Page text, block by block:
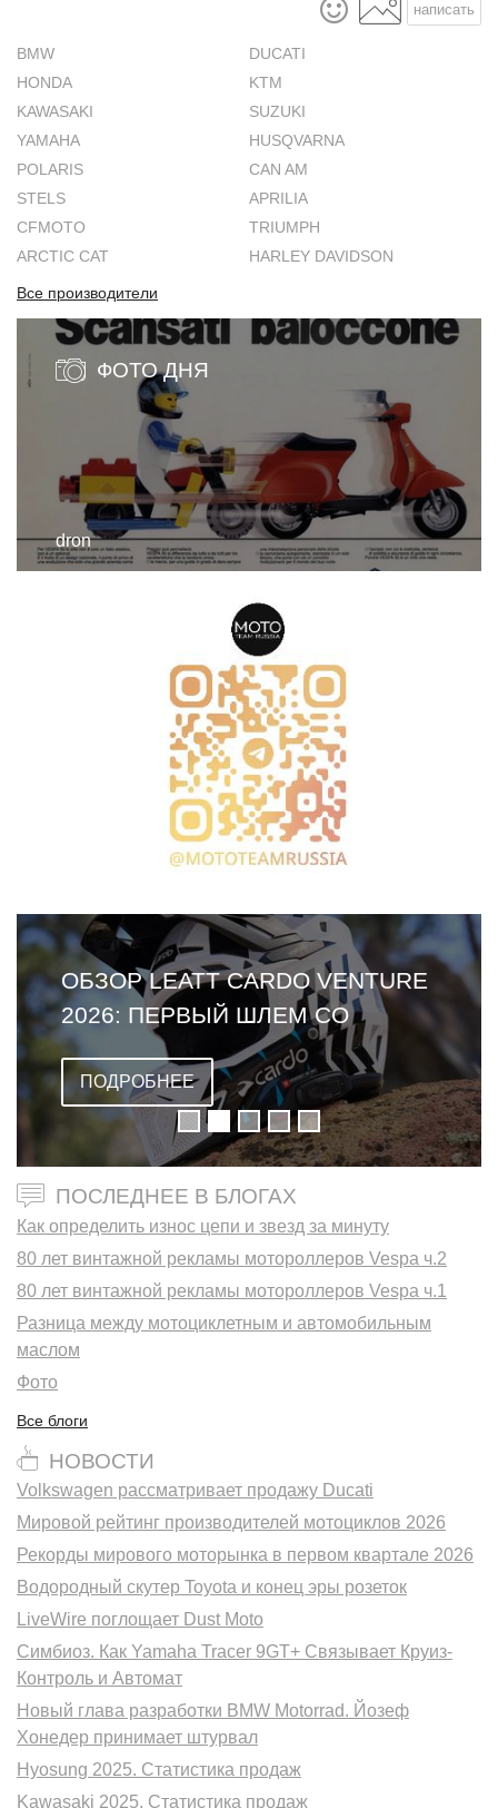
написать
BMW
DUCATI
HONDA
KTM
KAWASAKI
SUZUKI
YAMAHA
HUSQVARNA
POLARIS
CAN AM
STELS
APRILIA
CFMOTO
TRIUMPH
ARCTIC CAT
HARLEY DAVIDSON
Все производители
ФОТО ДНЯ
dron
ОБЗОР LEATT CARDO VENTURE
2026: ПЕРВЫЙ ШЛЕМ СО
ВСТРОЕННОЙ ГАРНИТУРОЙ
ПОДРОБНЕЕ
ПОСЛЕДНЕЕ В БЛОГАХ
Как определить износ цепи и звезд за минуту
80 лет винтажной рекламы мотороллеров Vespa ч.2
80 лет винтажной рекламы мотороллеров Vespa ч.1
Разница между мотоциклетным и автомобильным
маслом
Фото
Все блоги
НОВОСТИ
Volkswagen рассматривает продажу Ducati
Мировой рейтинг производителей мотоциклов 2026
Рекорды мирового моторынка в первом квартале 2026
Водородный скутер Toyota и конец эры розеток
LiveWire поглощает Dust Moto
Симбиоз. Как Yamaha Tracer 9GT+ Связывает Круиз-
Контроль и Автомат
Новый глава разработки BMW Motorrad. Йозеф
Хонедер принимает штурвал
Hyosung 2025. Статистика продаж
Kawasaki 2025. Статистика продаж